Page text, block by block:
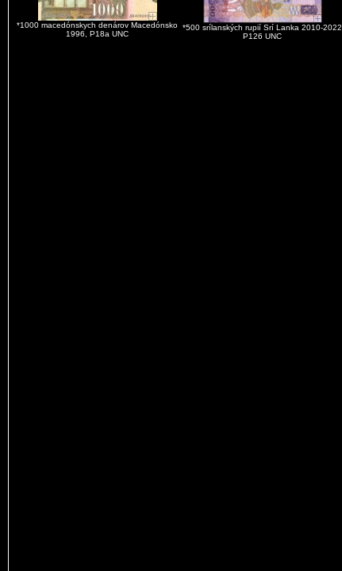
*1000 macedónskych denárov Macedónsko
1996, P18a UNC
*500 srílanských rupií Srí Lanka 2010-2022
P126 UNC